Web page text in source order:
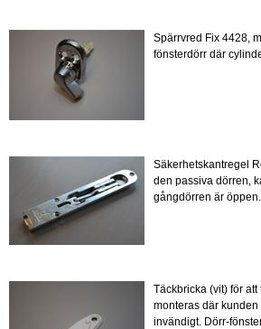
Spärrvred Fix 4428,
fönsterdörr där
Säkerhetskantregel
den passiva dörren,
gångdörren är öppen.
Täckbricka (vit) för
monteras där
invändigt. Dörr-